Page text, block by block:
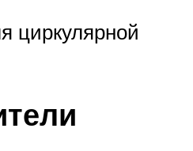
циркулярной